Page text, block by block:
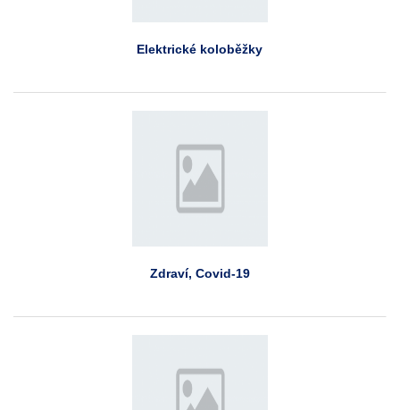
Elektrické koloběžky
Zdraví, Covid-19